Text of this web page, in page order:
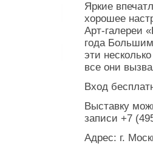
Яркие
хорошее
Арт-галереи
года
эти
все они
Вход
Выставку
записи +7
Адрес: г.